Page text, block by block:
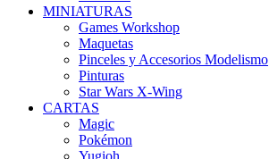
MINIATURAS
Games Workshop
Maquetas
Pinceles y Accesorios Modelismo
Pinturas
Star Wars X-Wing
CARTAS
Magic
Pokémon
Yugioh